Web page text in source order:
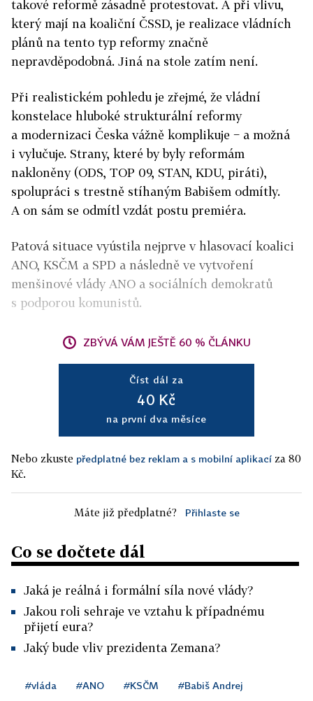
takové reformě zásadně protestovat. A při vlivu,
který mají na koaliční ČSSD, je realizace vládních
plánů na tento typ reformy značně
nepravděpodobná. Jiná na stole zatím není.
Při realistickém pohledu je zřejmé, že vládní
konstelace hluboké strukturální reformy
a modernizaci Česka vážně komplikuje − a možná
i vylučuje. Strany, které by byly reformám
nakloněny (ODS, TOP 09, STAN, KDU, piráti),
spolupráci s trestně stíhaným Babišem odmítly.
A on sám se odmítl vzdát postu premiéra.
Patová situace vyústila nejprve v hlasovací koalici
ANO, KSČM a SPD a následně ve vytvoření
menšinové vlády ANO a sociálních demokratů
s podporou komunistů.
ZBÝVÁ VÁM JEŠTĚ 60 % ČLÁNKU
Číst dál za
40 Kč
na první dva měsíce
Nebo zkuste předplatné bez reklam a s mobilní aplikací za 80
Kč.
Máte již předplatné? Přihlaste se
Co se dočtete dál
Jaká je reálná i formální síla nové vlády?
Jakou roli sehraje ve vztahu k případnému
přijetí eura?
Jaký bude vliv prezidenta Zemana?
#vláda #ANO #KSČM #Babiš Andrej